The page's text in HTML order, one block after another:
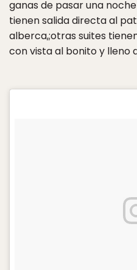
ganas de pasar una
tienen salida directa al
alberca,;otras suites
con vista al bonito y lleno